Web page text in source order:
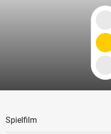
Spielfilm